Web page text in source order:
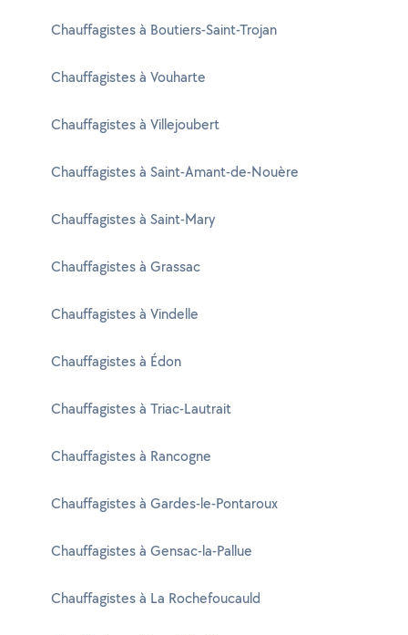
Chauffagistes à Boutiers-Saint-Trojan
Chauffagistes à Vouharte
Chauffagistes à Villejoubert
Chauffagistes à Saint-Amant-de-Nouère
Chauffagistes à Saint-Mary
Chauffagistes à Grassac
Chauffagistes à Vindelle
Chauffagistes à Édon
Chauffagistes à Triac-Lautrait
Chauffagistes à Rancogne
Chauffagistes à Gardes-le-Pontaroux
Chauffagistes à Gensac-la-Pallue
Chauffagistes à La Rochefoucauld